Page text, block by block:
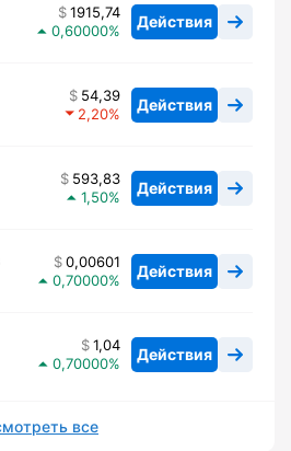
1915,74
0,60000
Действия
54,39
2,20
Действия
593,83
1,50
Действия
0,00601
0,70000
Действия
1,04
0,70000
Действия
все